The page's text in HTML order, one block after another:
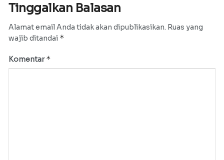
Tinggalkan Balasan
Alamat email Anda tidak akan dipublikasikan. Ruas yang
wajib ditandai *
Komentar*